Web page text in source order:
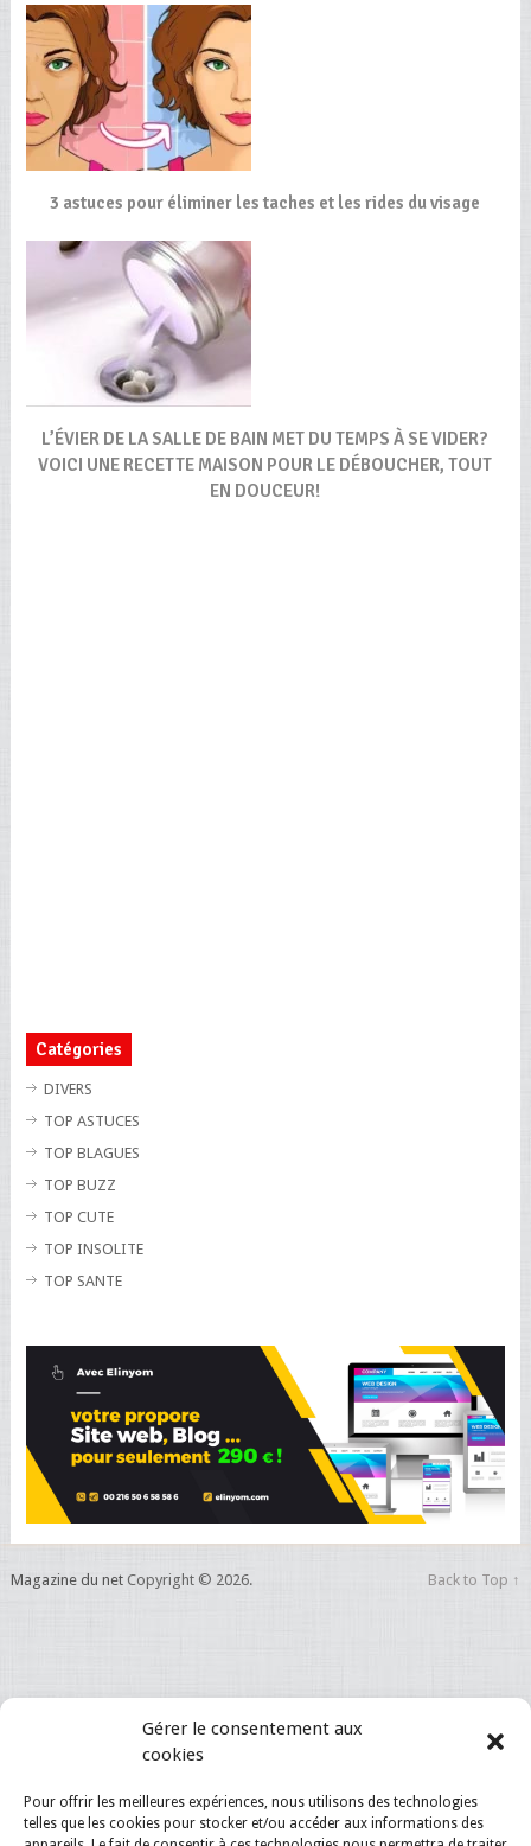
Gérer le consentement aux
cookies
Pour offrir les meilleures expériences, nous utilisons des technologies
telles que les cookies pour stocker et/ou accéder aux informations des
3 astuces pour éliminer les taches et les rides du visage
L’ÉVIER DE LA SALLE DE BAIN MET DU TEMPS À SE VIDER?
VOICI UNE RECETTE MAISON POUR LE DÉBOUCHER, TOUT
EN DOUCEUR!
Catégories
DIVERS
TOP ASTUCES
TOP BLAGUES
TOP BUZZ
TOP CUTE
TOP INSOLITE
TOP SANTE
Magazine du netCopyright © 2026. Back to Top ↑